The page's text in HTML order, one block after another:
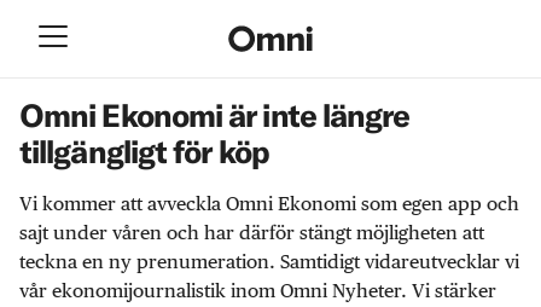
Omni Ekonomi är inte längre
tillgängligt för köp
Vi kommer att avveckla Omni Ekonomi som egen app och
sajt under våren och har därför stängt möjligheten att
teckna en ny prenumeration. Samtidigt vidareutvecklar vi
vår ekonomijournalistik inom Omni Nyheter. Vi stärker